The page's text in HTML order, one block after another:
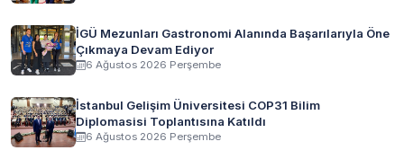
İGÜ Mezunları Gastronomi Alanında Başarılarıyla Öne
Çıkmaya Devam Ediyor
6 Ağustos 2026 Perşembe
İstanbul Gelişim Üniversitesi COP31 Bilim
Diplomasisi Toplantısına Katıldı
6 Ağustos 2026 Perşembe